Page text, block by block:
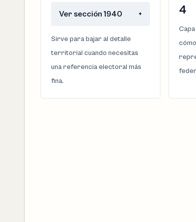
Ver sección 1940 +
Sirve para bajar al detalle
territorial cuando necesitas
una referencia electoral más
fina.
4